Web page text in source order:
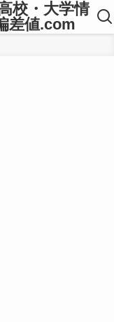
校・大学情
差値.com